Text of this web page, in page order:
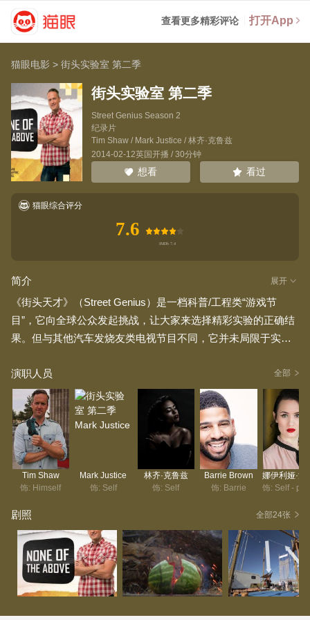
查看更多精彩评论 打开App
猫眼电影 >街头实验室 第二季
街头实验室 第二季
Street Genius Season 2
纪录片
Tim Shaw/ Mark Justice / 林齐·克鲁兹
2014-02-12英国开播 / 30分钟
想看 看过
猫眼综合评分
7.6
简介 展开
《街头天才》（Street Genius）是一档科普/工程类“游戏节
目”，它向全球公众发起挑战，让大家来选择精彩实验的正确结
果。但与其他汽车发烧友类电视节目不同，它并未局限于实验
道、商场、机场和赛道，将科学带给大众。
演职人员 全部
Tim Shaw
饰: Himself
Mark Justice
饰: Self
林齐·克鲁兹
饰: Self
Barrie Brown
饰: Barrie
剧照 全部24张